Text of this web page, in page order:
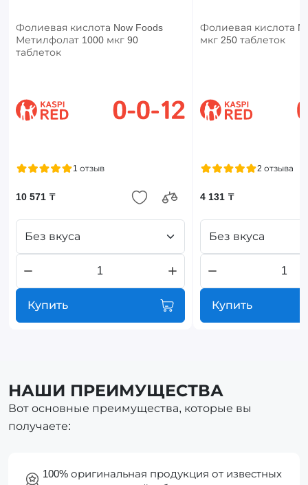
Фолиевая кислота Now Foods
Метилфолат 1000 мкг 90
таблеток
1 отзыв
10 571 ₸
Без вкуса
Купить
Фолиевая кислота
мкг 250 таблеток
2 отзыва
4 131 ₸
Без вкуса
Купить
НАШИ ПРЕИМУЩЕСТВА
Вот основные преимущества, которые вы
получаете:
100% оригинальная продукция от известных